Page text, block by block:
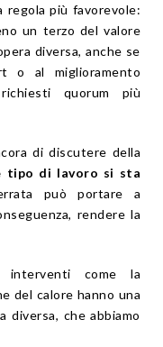
regola più favorevole:
un terzo del valore
diversa, anche se
o al miglioramento
richiesti quorum più
di discutere della
tipo di lavoro si sta
può portare a
rendere la
interventi come la
del calore hanno una
diversa, che abbiamo